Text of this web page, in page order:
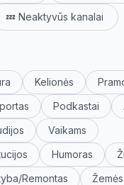
💤 Neaktyvūs kanalai
Kelionės
Podkastai
Vaikams
Humoras
Remontas